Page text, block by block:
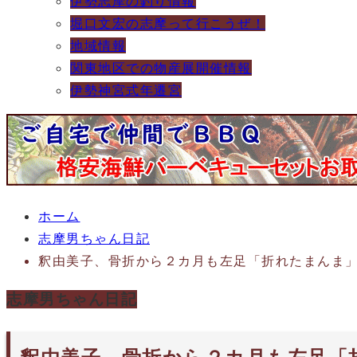
堀口文宏の志摩って行こうぜ！
地域情報
関東地区での物産展開催情報
伊勢神宮式年遷宮
ホーム
志摩男ちゃん日記
釈由美子、骨折から２カ月も左足「折れたまんま
志摩男ちゃん日記